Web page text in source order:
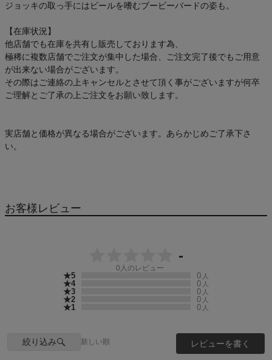
ジョッキの取っ手にはビールを嗜むブービーバードの姿も。
【在庫状況】
他店舗でも在庫を共有し販売しております為、
極稀に複数店舗でご注文が集中した場合、ご注文完了後でもご用意
が出来ない場合がございます。
その際はご連絡の上キャンセルとさせて頂く事がございますが何卒
ご理解とご了承の上ご注文をお願い致します。
実店舗と価格が異なる場合がございます。あらかじめご了承下さ
い。
お客様レビュー
-
0 人のレビュー
★5 0 人
★4 0 人
★3 0 人
★2 0 人
★1 0 人
絞り込み 新しい順 レビューを書く